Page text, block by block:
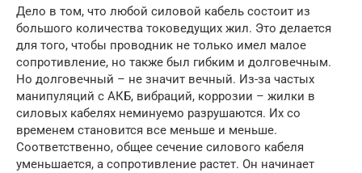
Дело в том, что любой силовой кабель состоит из
большого количества токоведущих жил. Это делается
для того, чтобы проводник не только имел малое
сопротивление, но также был гибким и долговечным.
Но долговечный – не значит вечный. Из-за частых
манипуляций с АКБ, вибраций, коррозии – жилки в
силовых кабелях неминуемо разрушаются. Их со
временем становится все меньше и меньше.
Соответственно, общее сечение силового кабеля
уменьшается, а сопротивление растет. Он начинает